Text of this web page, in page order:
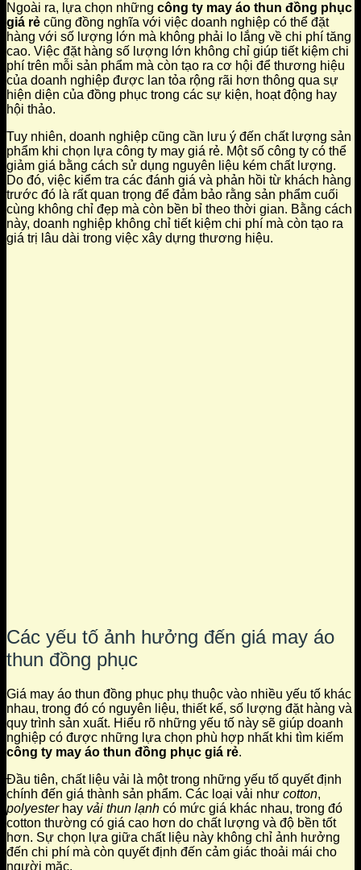
Ngoài ra, lựa chọn những công ty may áo thun đồng phục
giá rẻ cũng đồng nghĩa với việc doanh nghiệp có thể đặt
hàng với số lượng lớn mà không phải lo lắng về chi phí tăng
cao. Việc đặt hàng số lượng lớn không chỉ giúp tiết kiệm chi
phí trên mỗi sản phẩm mà còn tạo ra cơ hội để thương hiệu
của doanh nghiệp được lan tỏa rộng rãi hơn thông qua sự
hiện diện của đồng phục trong các sự kiện, hoạt động hay
hội thảo.
Tuy nhiên, doanh nghiệp cũng cần lưu ý đến chất lượng sản
phẩm khi chọn lựa công ty may giá rẻ. Một số công ty có thể
giảm giá bằng cách sử dụng nguyên liệu kém chất lượng.
Do đó, việc kiểm tra các đánh giá và phản hồi từ khách hàng
trước đó là rất quan trọng để đảm bảo rằng sản phẩm cuối
cùng không chỉ đẹp mà còn bền bỉ theo thời gian. Bằng cách
này, doanh nghiệp không chỉ tiết kiệm chi phí mà còn tạo ra
giá trị lâu dài trong việc xây dựng thương hiệu.
Các yếu tố ảnh hưởng đến giá may áo
thun đồng phục
Giá may áo thun đồng phục phụ thuộc vào nhiều yếu tố khác
nhau, trong đó có nguyên liệu, thiết kế, số lượng đặt hàng và
quy trình sản xuất. Hiểu rõ những yếu tố này sẽ giúp doanh
nghiệp có được những lựa chọn phù hợp nhất khi tìm kiếm
công ty may áo thun đồng phục giá rẻ.
Đầu tiên, chất liệu vải là một trong những yếu tố quyết định
chính đến giá thành sản phẩm. Các loại vải như cotton,
polyesterhay vải thun lạnh có mức giá khác nhau, trong đó
cotton thường có giá cao hơn do chất lượng và độ bền tốt
hơn. Sự chọn lựa giữa chất liệu này không chỉ ảnh hưởng
đến chi phí mà còn quyết định đến cảm giác thoải mái cho
người mặc.